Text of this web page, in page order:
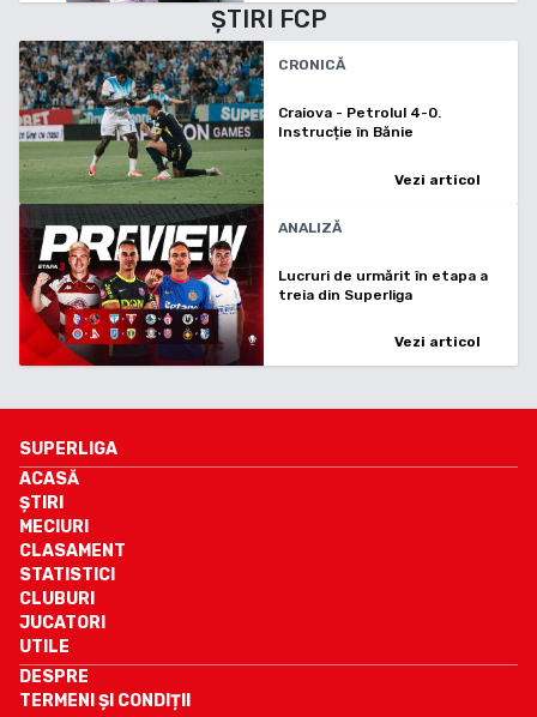
ȘTIRI FCP
CRONICĂ
Craiova - Petrolul 4-0.
Instrucție în Bănie
Vezi articol
ANALIZĂ
Lucruri de urmărit în etapa a
treia din Superliga
Vezi articol
SUPERLIGA
ACASĂ
ȘTIRI
MECIURI
CLASAMENT
STATISTICI
CLUBURI
JUCATORI
UTILE
DESPRE
TERMENI ȘI CONDIȚII